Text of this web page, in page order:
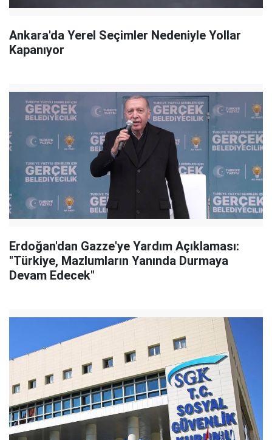
Ankara'da Yerel Seçimler Nedeniyle Yollar
Kapanıyor
Erdoğan'dan Gazze'ye Yardım Açıklaması:
"Türkiye, Mazlumların Yanında Durmaya
Devam Edecek"